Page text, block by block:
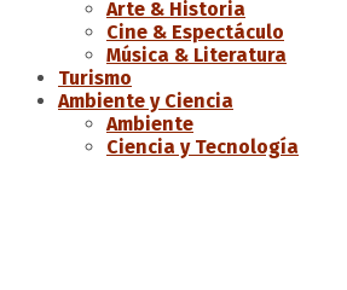
Arte & Historia
Cine & Espectáculo
Música & Literatura
Turismo
Ambiente y Ciencia
Ambiente
Ciencia y Tecnología